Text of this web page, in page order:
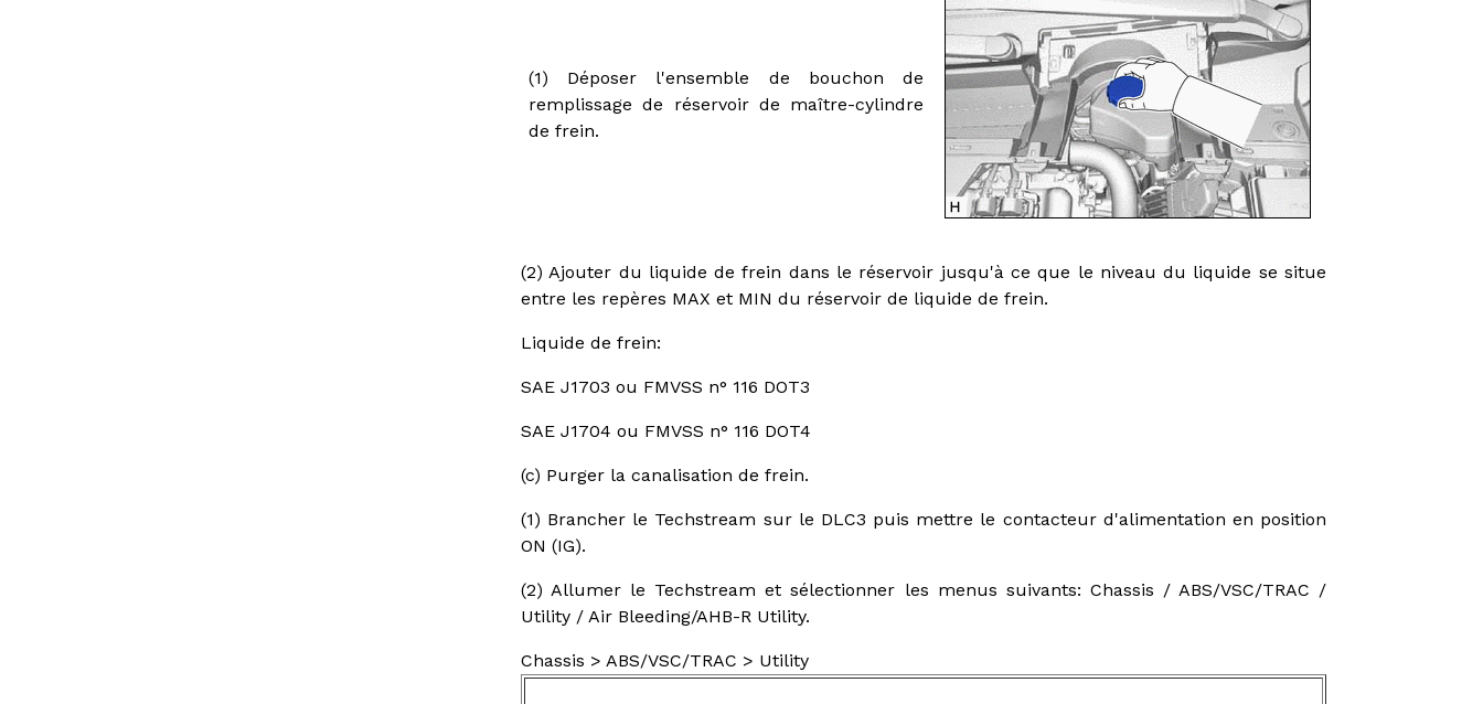
(1) Déposer l'ensemble de bouchon de
remplissage de réservoir de maître-cylindre
de frein.
(2) Ajouter du liquide de frein dans le réservoir jusqu'à ce que le niveau du liquide se situe
entre les repères MAX et MIN du réservoir de liquide de frein.
Liquide de frein:
SAE J1703 ou FMVSS n° 116 DOT3
SAE J1704 ou FMVSS n° 116 DOT4
(c) Purger la canalisation de frein.
(1) Brancher le Techstream sur le DLC3 puis mettre le contacteur d'alimentation en position
ON (IG).
(2) Allumer le Techstream et sélectionner les menus suivants: Chassis / ABS/VSC/TRAC /
Utility / Air Bleeding/AHB-R Utility.
Chassis > ABS/VSC/TRAC > Utility